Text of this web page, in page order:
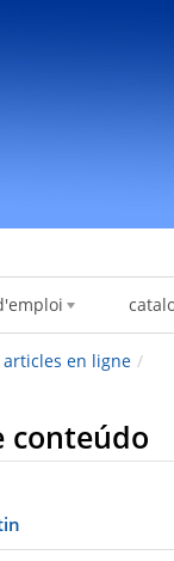
en ligne /
conteúdo